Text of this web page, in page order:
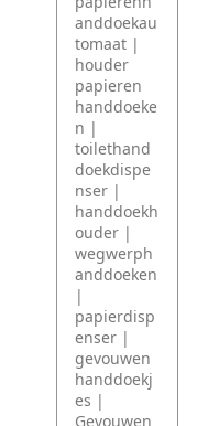
anddoekau
tomaat |
houder
papieren
handdoeke
n |
toilethand
doekdispe
nser |
handdoekh
ouder |
wegwerph
anddoeken
|
papierdisp
enser |
gevouwen
handdoekj
es |
Gevouwen